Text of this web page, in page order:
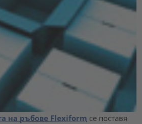
на ръбове Flexiform се поставя